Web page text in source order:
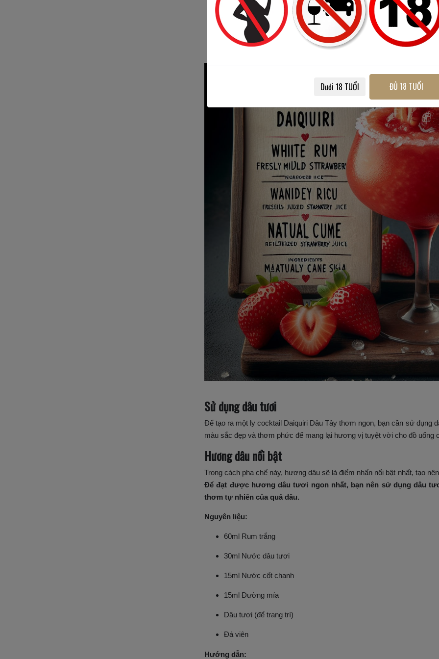
Muarượu Rum chính hãng
DAIQUIRI DÂU
Sử dụng dâu tươi
Để tạo ra một ly cocktail Daiquiri Dâu Tây thơm ngon, bạn cần sử dụng
màu sắc đẹp và thơm phức để mang lại hương vị tuyệt vời cho đồ uống
Hương dâu nổi bật
Trong cách pha chế này, hương dâu sẽ là điểm nhấn nổi bật nhất, tạo
Để đạt được hương dâu tươi ngon nhất, bạn nên sử dụng dâu
thơm tự nhiên của quả dâu.
Nguyên liệu:
60ml Rum trắng
30ml Nước dâu tươi
15ml Nước cốt chanh
15ml Đường mía
Dâu tươi (để trang trí)
Đá viên
Hướng dẫn:
Dưới 18 TUỔI ĐỦ 18 TUỔI